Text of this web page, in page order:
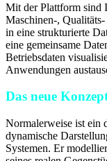
Mit der Plattform sind
Maschinen-,
in eine strukturierte
eine gemeinsame
Betriebsdaten
Anwendungen
Das neue
Normalerweise ist ein
dynamische
Systemen. Er